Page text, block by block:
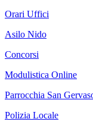
Orari Uffici
Asilo Nido
Concorsi
Modulistica Online
Parrocchia San
Polizia Locale